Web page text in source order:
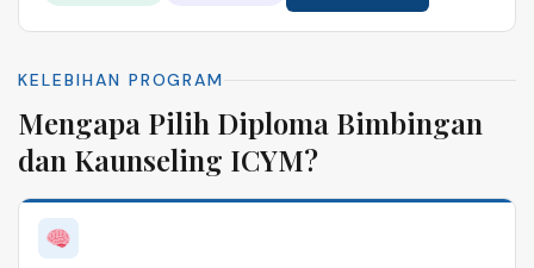
KELEBIHAN PROGRAM
Mengapa Pilih Diploma Bimbingan
dan Kaunseling ICYM?